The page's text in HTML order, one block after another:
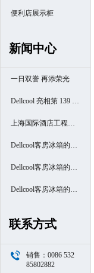
便利店展示柜
新闻中心
一日双誉 再添荣光
Dellcool 亮相第 139 届
广交会
上海国际酒店工程设
计与用品博览会
Dellcool客房冰箱的高
端酒店之旅- 厦门南洋
万怡酒店
Dellcool客房冰箱的高
端酒店之旅- 西安高新
Dellcool客房冰箱的高
联系方式
销售：0086 532
85802882